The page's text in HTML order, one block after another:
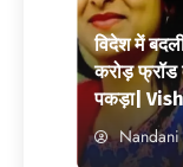
विदेश में
करोड़ फ्रॉड
पकड़ा|
Nandani